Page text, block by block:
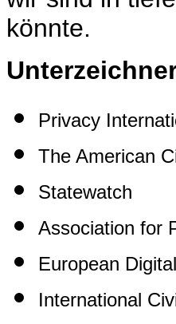
könnte.
Privacy
The American
Statewatch
Association for
European
International